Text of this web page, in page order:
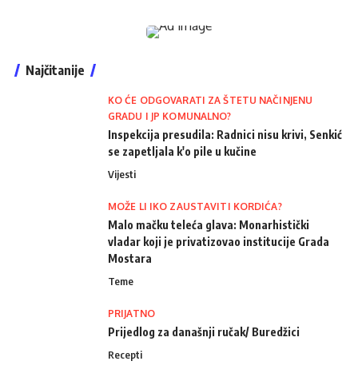
Najčitanije
KO ĆE ODGOVARATI ZA ŠTETU NAČINJENU
GRADU I JP KOMUNALNO?
Inspekcija presudila: Radnici nisu krivi, Senkić
se zapetljala k'o pile u kučine
Vijesti
MOŽE LI IKO ZAUSTAVITI KORDIĆA?
Malo mačku teleća glava: Monarhistički
vladar koji je privatizovao institucije Grada
Mostara
Teme
PRIJATNO
Prijedlog za današnji ručak/ Buredžici
Recepti